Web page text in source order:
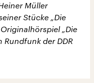
Müller
Stücke „Die
„Die
Rundfunk der DDR